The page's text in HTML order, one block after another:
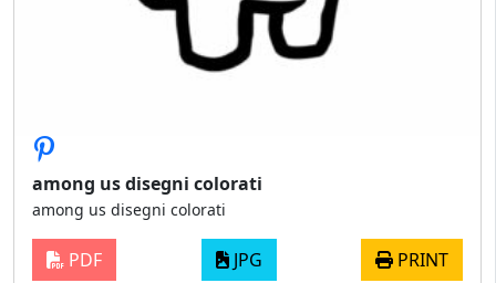
among us disegni colorati
among us disegni colorati
PDF JPG PRINT